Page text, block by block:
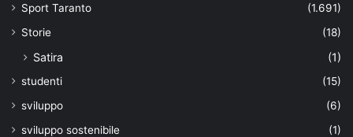
Sport Taranto
(1.691)
Storie
(18)
Satira (1)
studenti
(15)
sviluppo
(6)
sviluppo sostenibile
(1)